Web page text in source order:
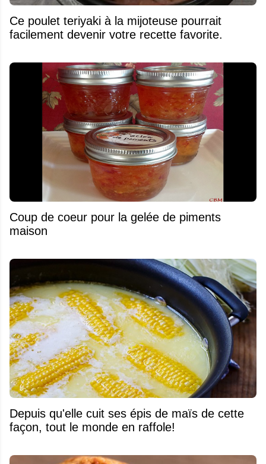
Ce poulet teriyaki à la mijoteuse pourrait
facilement devenir votre recette favorite.
Coup de coeur pour la gelée de piments
maison
Depuis qu'elle cuit ses épis de maïs de cette
façon, tout le monde en raffole!